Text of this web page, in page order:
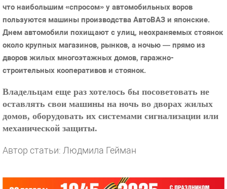
что наибольшим «спросом» у автомобильных воров
пользуются машины производства АвтоВАЗ и японские.
Днем автомобили похищают с улиц, неохраняемых стоянок
около крупных магазинов, рынков, а ночью — прямо из
дворов жилых многоэтажных домов, гаражно-
строительных кооперативов и стоянок.
Владельцам еще раз хотелось бы посоветовать не
оставлять свои машины на ночь во дворах жилых
домов, оборудовать их системами сигнализации или
механической защиты.
Автор статьи: Людмила Гейман